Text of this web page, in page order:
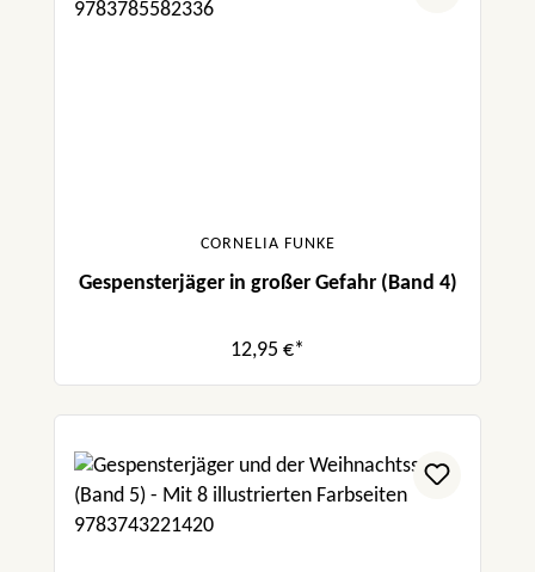
CORNELIA FUNKE
Gespensterjäger in großer Gefahr (Band 4)
12,95 €*